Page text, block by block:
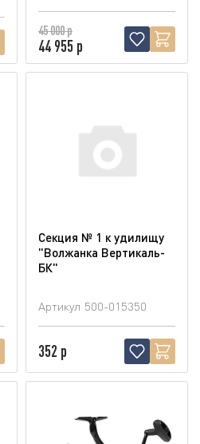
45 000 р
44 955 р
Секция № 1 к удилищу
"Волжанка Вертикаль-
БК"
Артикул 500-015350
352 р